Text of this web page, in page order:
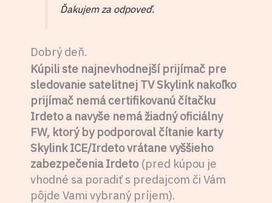
Ďakujem za odpoveď.
Dobrý deň.
Kúpili ste najnevhodnejší prijímač pre
sledovanie satelitnej TV Skylink nakoľko
prijímač nemá certifikovanú čítačku
Irdeto a navyše nemá žiadný oficiálny
FW, ktorý by podporoval čítanie karty
Skylink ICE/Irdeto vrátane vyššieho
zabezpečenia Irdeto (pred kúpou je
vhodné sa poradiť s predajcom či Vám
pôjde Vami vybraný príjem).